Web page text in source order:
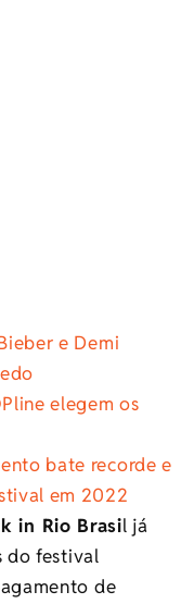
e Demi
elegem os
bate recorde e
em 2022
in Rio Brasil já
do festival
de